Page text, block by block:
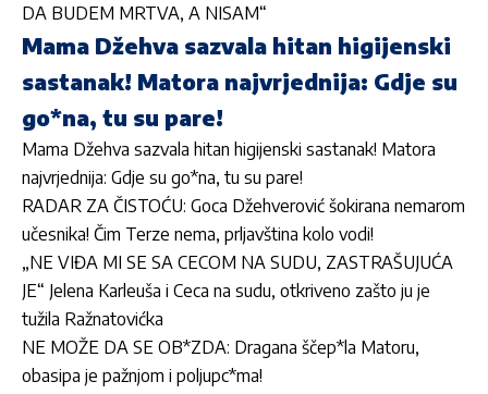
DA BUDEM MRTVA, A NISAM“
Mama Džehva sazvala hitan higijenski
sastanak! Matora najvrjednija: Gdje su
go*na, tu su pare!
Mama Džehva sazvala hitan higijenski sastanak! Matora
najvrjednija: Gdje su go*na, tu su pare!
RADAR ZA ČISTOĆU: Goca Džehverović šokirana nemarom
učesnika! Čim Terze nema, prljavština kolo vodi!
„NE VIĐA MI SE SA CECOM NA SUDU, ZASTRAŠUJUĆA
JE“ Jelena Karleuša i Ceca na sudu, otkriveno zašto ju je
tužila Ražnatovićka
NE MOŽE DA SE OB*ZDA: Dragana ščep*la Matoru,
obasipa je pažnjom i poljupc*ma!